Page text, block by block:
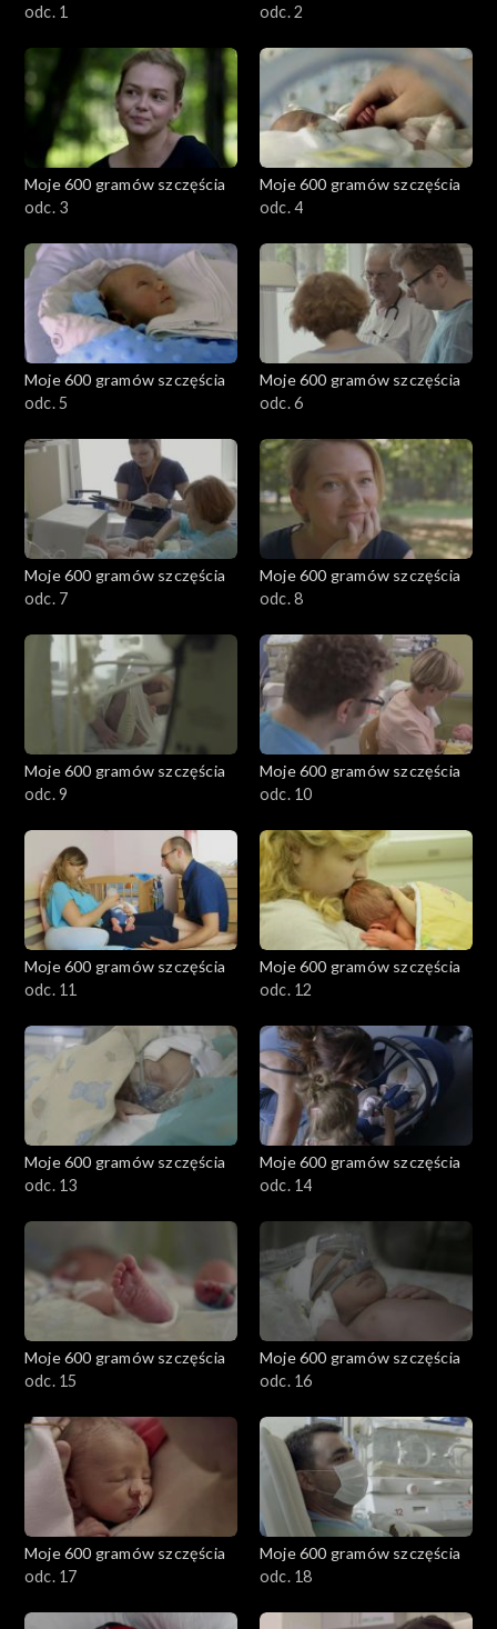
odc. 1
odc. 2
Moje 600 gramów szczęścia
odc. 3
Moje 600 gramów szczęścia
odc. 4
Moje 600 gramów szczęścia
odc. 5
Moje 600 gramów szczęścia
odc. 6
Moje 600 gramów szczęścia
odc. 7
Moje 600 gramów szczęścia
odc. 8
Moje 600 gramów szczęścia
odc. 9
Moje 600 gramów szczęścia
odc. 10
Moje 600 gramów szczęścia
odc. 11
Moje 600 gramów szczęścia
odc. 12
Moje 600 gramów szczęścia
odc. 13
Moje 600 gramów szczęścia
odc. 14
Moje 600 gramów szczęścia
odc. 15
Moje 600 gramów szczęścia
odc. 16
Moje 600 gramów szczęścia
odc. 17
Moje 600 gramów szczęścia
odc. 18